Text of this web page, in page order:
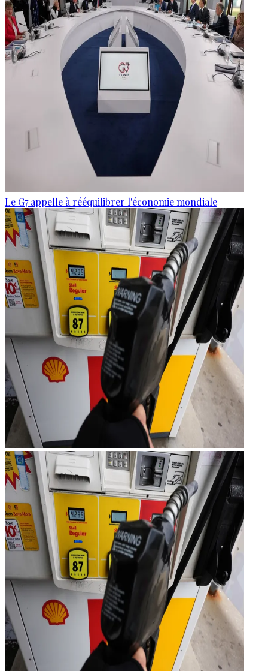
Le G7 appelle à rééquilibrer l'économie mondiale